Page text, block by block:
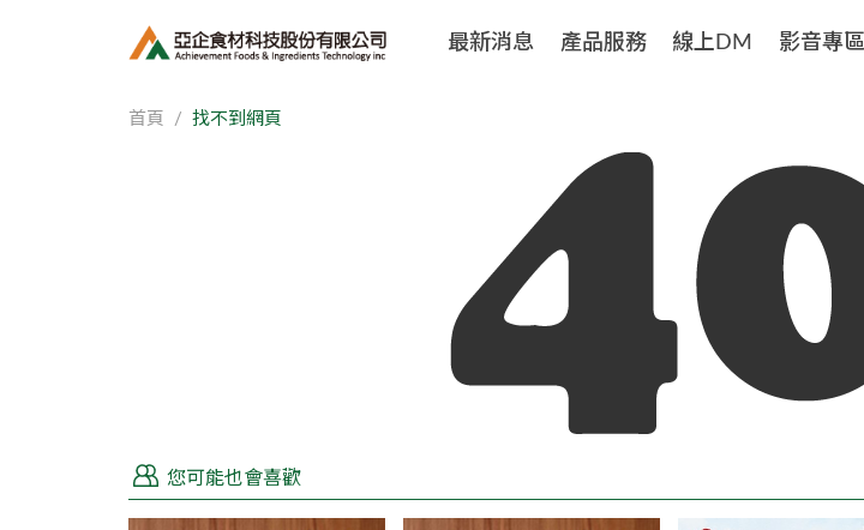
最新消息 產品服務 線上DM 影音專區
首頁 找不到網頁
您可能也會喜歡